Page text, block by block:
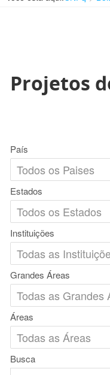
Projetos
País
Estados
Instituições
Grandes Áreas
Áreas
Busca